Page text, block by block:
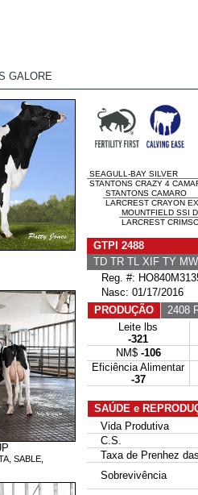
GALORE
SABLE,
SEAGULL-BAY SILVER
STANTONS CRAZY 4
STANTONS CAMARO
LARCREST CRAYON
MOUNTFIELD SSI
LARCREST
GTPI 2488
TD TR TL XIF TY
Reg. #:
Nasc: 01/17/2016
PRODUÇÃO
2408
Leite lbs
-321
NM$ -106
Eficiência Alimentar
-37
SAÚDE e
Vida Produtiva
C.S.
Taxa de Prenhez
Sobrevivência